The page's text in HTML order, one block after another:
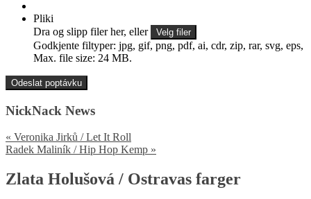
Pliki
Dra og slipp filer her, eller
Velg filer
Godkjente filtyper: jpg, gif, png, pdf, ai, cdr, zip, rar, svg, eps,
Max. file size: 24 MB.
NickNack News
« Veronika Jirků / Let It Roll
Radek Maliník / Hip Hop Kemp »
Zlata Holušová / Ostravas farger